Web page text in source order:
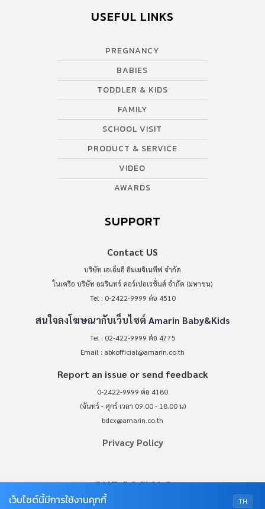
USEFUL LINKS
PREGNANCY
BABIES
TODDLER & KIDS
FAMILY
SCHOOL VISIT
PRODUCT & SERVICE
VIDEO
AWARDS
SUPPORT
Contact US
บริษัท เอเอ็มอี อิมเมจิเนทีฟ จำกัด
ในเครือ บริษัท อมรินทร์ คอร์เปอเรชั่นส์ จำกัด (มหาชน)
Tel : 0-2422-9999 ต่อ 4510
สนใจลงโฆษณากับเว็บไซต์ Amarin Baby&Kids
Tel : 02-422-9999 ต่อ 4775
Email : abkofficial@amarin.co.th
Report an issue or send feedback
0-2422-9999 ต่อ 4180
(จันทร์ - ศุกร์ เวลา 09.00 - 18.00 น)
bdcx@amarin.co.th
Privacy Policy
OUR SOCIALS
TH
เว็บไซต์นี้มีการใช้งานคุกกี้